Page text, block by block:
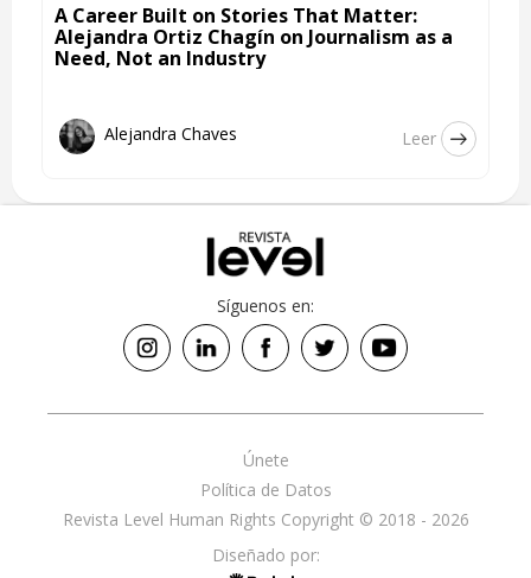
A Career Built on Stories That Matter:
Alejandra Ortiz Chagín on Journalism as a
Need, Not an Industry
Alejandra Chaves Leer
Síguenos en:
Revista Level Human Rights Copyright © 2018 - 2026
Política de Datos
Únete
Diseñado por: